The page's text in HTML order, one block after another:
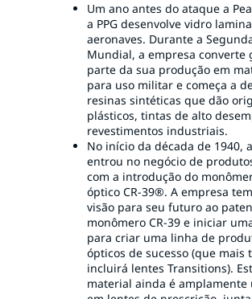
Um ano antes do ataque a
a PPG desenvolve vidro
aeronaves. Durante a
Mundial, a empresa converte
parte da sua produção em
para uso militar e começa a
resinas sintéticas que dão
plásticos, tintas de alto
revestimentos industriais.
No início da década de 1940, a
entrou no negócio de
com a introdução do
óptico CR-39®. A empresa
visão para seu futuro ao
monômero CR-39 e iniciar
para criar uma linha de
ópticos de sucesso (que mais
incluirá lentes Transitions).
material ainda é amplamente